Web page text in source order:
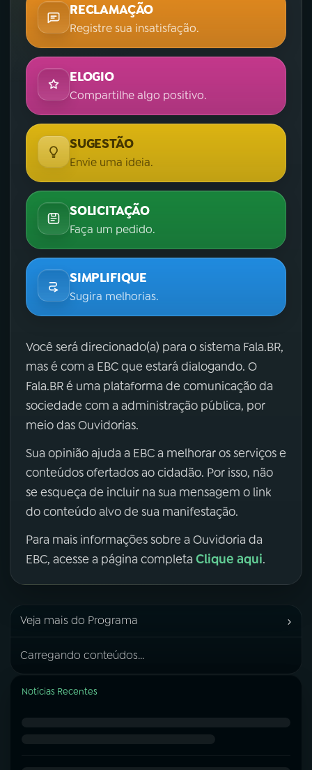
RECLAMAÇÃO
Registre sua insatisfação.
ELOGIO
Compartilhe algo positivo.
SUGESTÃO
Envie uma ideia.
SOLICITAÇÃO
Faça um pedido.
SIMPLIFIQUE
Sugira melhorias.
Você será direcionado(a) para o sistema Fala.BR,
mas é com a EBC que estará dialogando. O
Fala.BR é uma plataforma de comunicação da
sociedade com a administração pública, por
meio das Ouvidorias.
Sua opinião ajuda a EBC a melhorar os serviços e
conteúdos ofertados ao cidadão. Por isso, não
se esqueça de incluir na sua mensagem o link
do conteúdo alvo de sua manifestação.
Para mais informações sobre a Ouvidoria da
EBC, acesse a página completa Clique aqui.
Veja mais do Programa ›
Carregando conteúdos...
Notícias Recentes